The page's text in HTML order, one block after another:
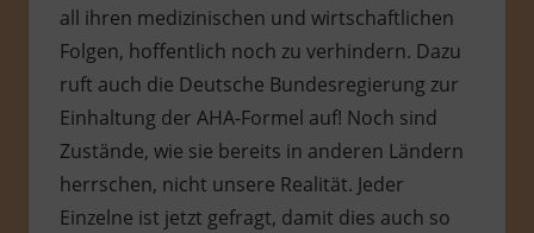
all ihren medizinischen und wirtschaftlichen
Folgen, hoffentlich noch zu verhindern. Dazu
ruft auch die Deutsche Bundesregierung zur
Einhaltung der AHA-Formel auf! Noch sind
Zustände, wie sie bereits in anderen Ländern
herrschen, nicht unsere Realität. Jeder
Einzelne ist jetzt gefragt, damit dies auch so